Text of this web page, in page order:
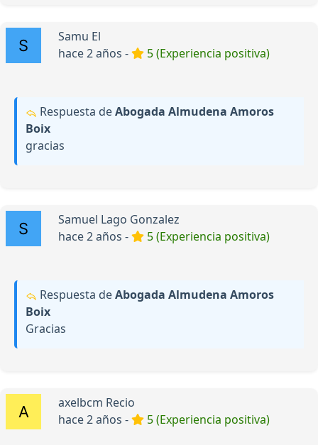
Samu El
hace 2 años -
5 (Experiencia positiva)
Respuesta deAbogada Almudena Amoros
Boix
gracias
Samuel Lago Gonzalez
hace 2 años -
5 (Experiencia positiva)
Respuesta deAbogada Almudena Amoros
Boix
Gracias
axelbcm Recio
hace 2 años -
5 (Experiencia positiva)